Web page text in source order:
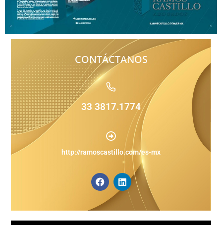
CONTÁCTANOS
33 3817.1774
http://ramoscastillo.com/es-mx